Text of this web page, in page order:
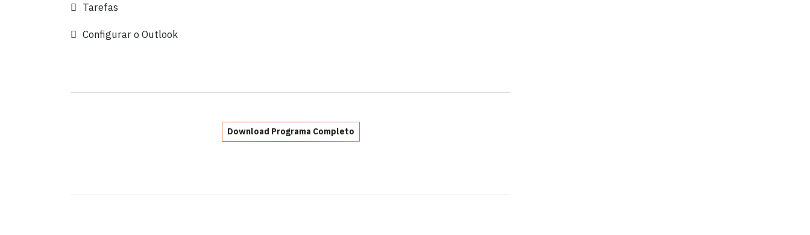
Tarefas
Configurar o Outlook
Download Programa Completo